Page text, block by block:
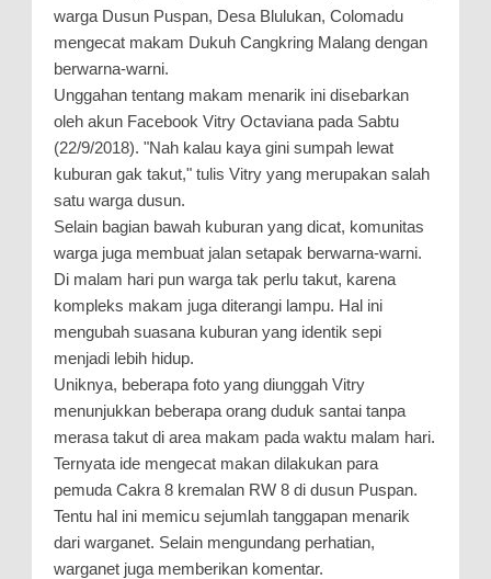
warga Dusun Puspan, Desa Blulukan, Colomadu
mengecat makam Dukuh Cangkring Malang dengan
berwarna-warni.
Unggahan tentang makam menarik ini disebarkan
oleh akun Facebook Vitry Octaviana pada Sabtu
(22/9/2018). "Nah kalau kaya gini sumpah lewat
kuburan gak takut," tulis Vitry yang merupakan salah
satu warga dusun.
Selain bagian bawah kuburan yang dicat, komunitas
warga juga membuat jalan setapak berwarna-warni.
Di malam hari pun warga tak perlu takut, karena
kompleks makam juga diterangi lampu. Hal ini
mengubah suasana kuburan yang identik sepi
menjadi lebih hidup.
Uniknya, beberapa foto yang diunggah Vitry
menunjukkan beberapa orang duduk santai tanpa
merasa takut di area makam pada waktu malam hari.
Ternyata ide mengecat makan dilakukan para
pemuda Cakra 8 kremalan RW 8 di dusun Puspan.
Tentu hal ini memicu sejumlah tanggapan menarik
dari warganet. Selain mengundang perhatian,
warganet juga memberikan komentar.